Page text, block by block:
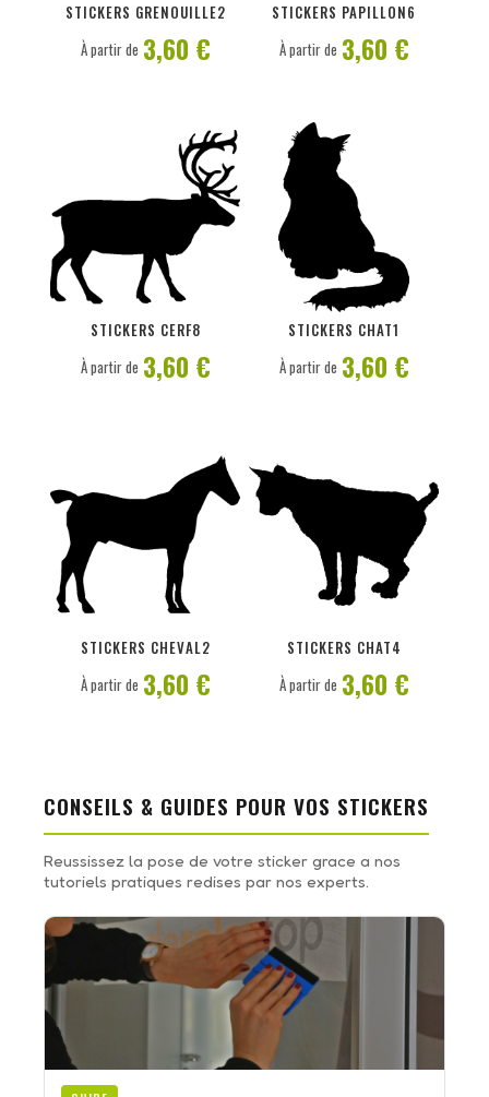
STICKERS GRENOUILLE2
À partir de 3,60 €
STICKERS PAPILLON6
À partir de 3,60 €
STICKERS CERF8
PERSONNALISER
À partir de 3,60 €
STICKERS CHAT1
PERSONNALISER
À partir de 3,60 €
STICKERS CHEVAL2
À partir de 3,60 €
STICKERS CHAT4
À partir de 3,60 €
CONSEILS & GUIDES POUR VOS STICKERS
Reussissez la pose de votre sticker grace a nos
tutoriels pratiques redises par nos experts.